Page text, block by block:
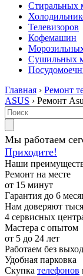
Стиральных
Телевизоров
Кофемашин
Сушильных
Главная › Ремонт
ASUS › Ремонт
Мы работаем
Приходите!
Наши
Ремонт на месте
от 15 минут
Гарантия до 6
Нам доверяют
4 сервисных
Мастера с опытом
от 5 до 24 лет
Работаем без
Удобная парковка
Скупка телефонов